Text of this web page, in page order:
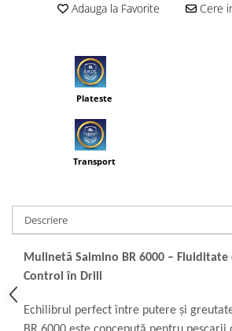
Adauga la Favorite Cere
Plateste
Transport
Descriere
Mulinetă Saimino BR 6000 –
Control în Drill
Echilibrul perfect între putere și